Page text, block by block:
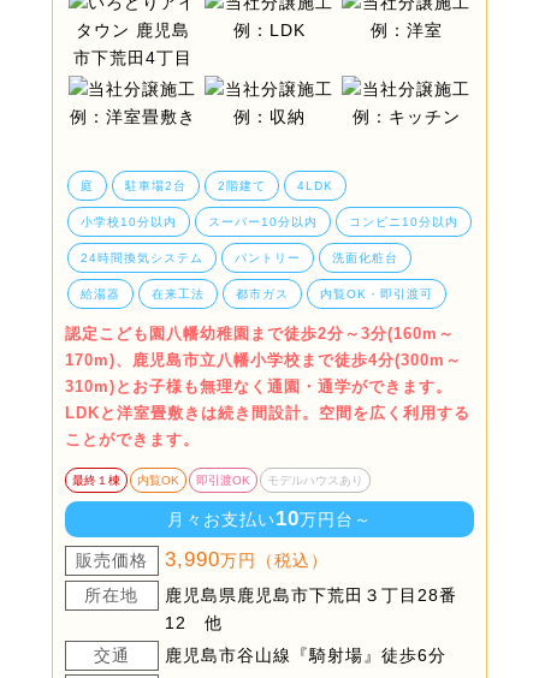
庭 駐車場2台 2階建て 4LDK
小学校10分以内 スーパー10分以内 コンビニ10分以内
24時間換気システム パントリー 洗面化粧台
給湯器 在来工法 都市ガス 内覧OK・即引渡可
認定こども園八幡幼稚園まで徒歩2分～3分(160m～
170m)、鹿児島市立八幡小学校まで徒歩4分(300m～
310m)とお子様も無理なく通園・通学ができます。
LDKと洋室畳敷きは続き間設計。空間を広く利用する
ことができます。
最終１棟 内覧OK 即引渡OK モデルハウスあり
月々お支払い10万円台～
販売価格 3,990万円（税込）
所在地
鹿児島県鹿児島市下荒田３丁目28番
12 他
交通
鹿児島市谷山線『騎射場』徒歩6分